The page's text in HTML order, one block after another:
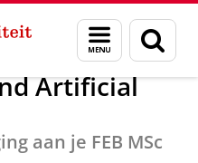
Menu
en
zoeken
Artificial
aan je FEB MSc